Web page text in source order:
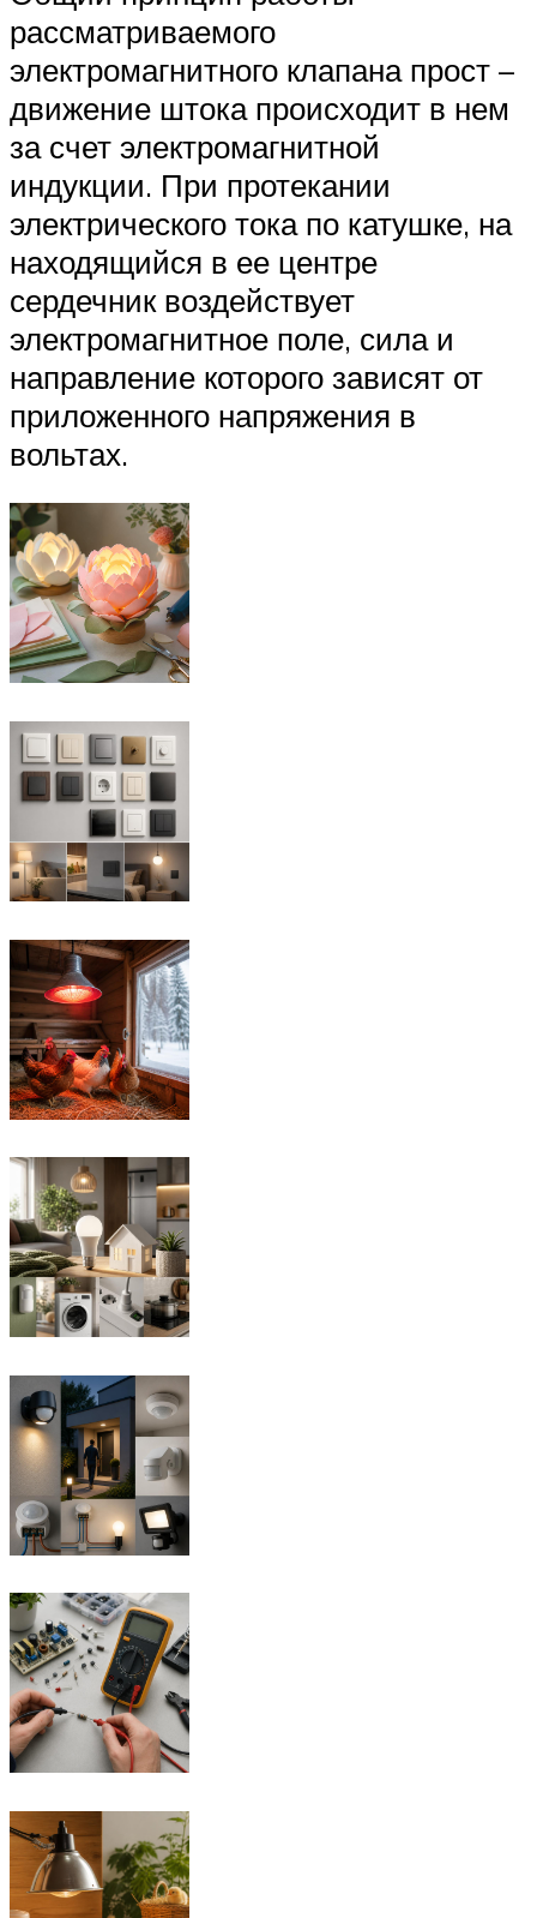
рассматриваемого
электромагнитного клапана прост –
движение штока происходит в нем
за счет электромагнитной
индукции. При протекании
электрического тока по катушке, на
находящийся в ее центре
сердечник воздействует
электромагнитное поле, сила и
направление которого зависят от
приложенного напряжения в
вольтах.